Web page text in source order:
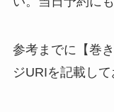
参考までに【巻
ジURIを記載して